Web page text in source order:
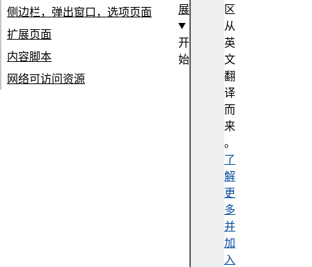
区
从
英
文
翻
译
而
来
。
了
解
更
多
并
加
入
侧边栏，弹出窗口，选项页面
扩展页面
内容脚本
网络可访问资源
展
开
始